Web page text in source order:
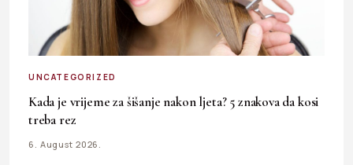
UNCATEGORIZED
Kada je vrijeme za šišanje nakon ljeta? 5 znakova da kosi
treba rez
6. August 2026.